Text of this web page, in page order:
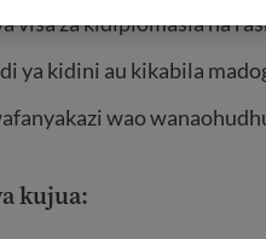
visa za kidiplomasia na
ya kidini au kikabila
wao
kujua: